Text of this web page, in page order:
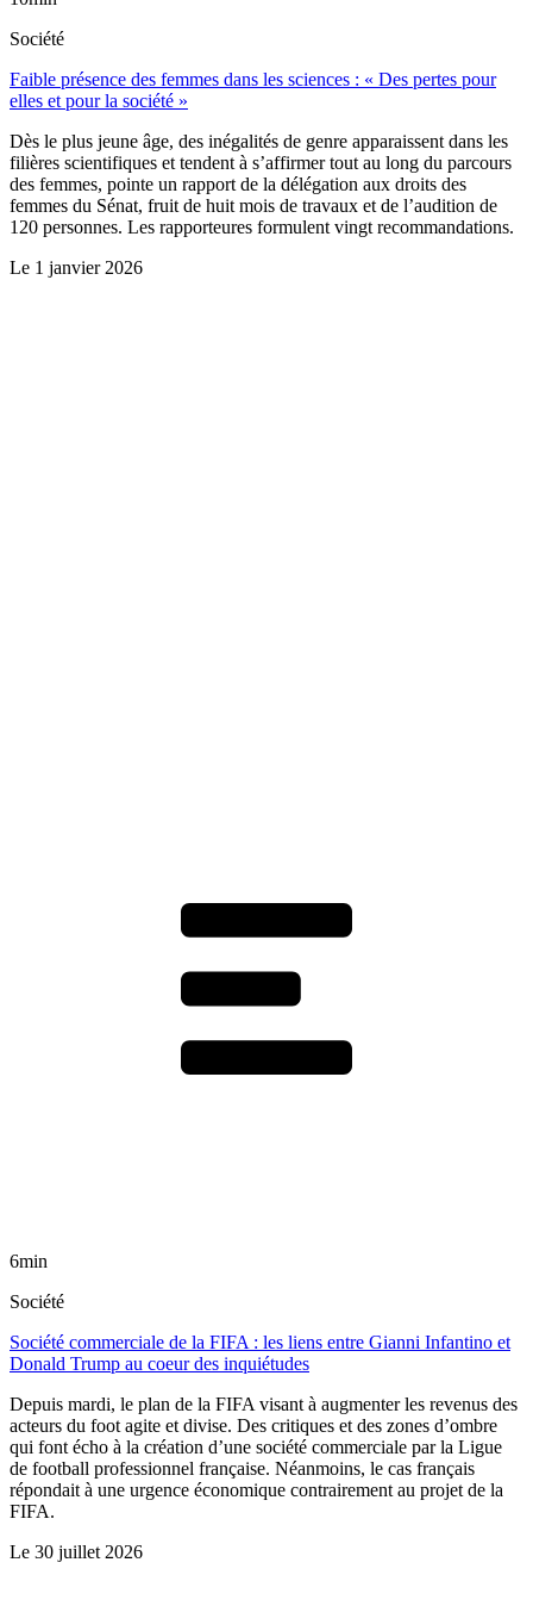
Société
Faible présence des femmes dans les sciences : « Des pertes pour
elles et pour la société »
Dès le plus jeune âge, des inégalités de genre apparaissent dans les
filières scientifiques et tendent à s’affirmer tout au long du parcours
des femmes, pointe un rapport de la délégation aux droits des
femmes du Sénat, fruit de huit mois de travaux et de l’audition de
120 personnes. Les rapporteures formulent vingt recommandations.
Le 1 janvier 2026
6min
Société
Société commerciale de la FIFA : les liens entre Gianni Infantino et
Donald Trump au coeur des inquiétudes
Depuis mardi, le plan de la FIFA visant à augmenter les revenus des
acteurs du foot agite et divise. Des critiques et des zones d’ombre
qui font écho à la création d’une société commerciale par la Ligue
de football professionnel française. Néanmoins, le cas français
répondait à une urgence économique contrairement au projet de la
FIFA.
Le 30 juillet 2026